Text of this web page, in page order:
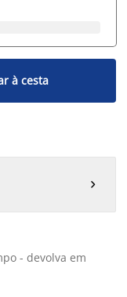
à cesta

- devolva em